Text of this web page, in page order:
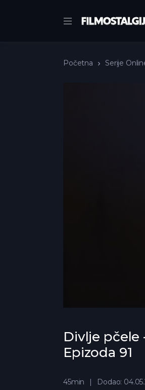
Početna Serije
Divlje pčele
Epizoda 91
45min Dodao: